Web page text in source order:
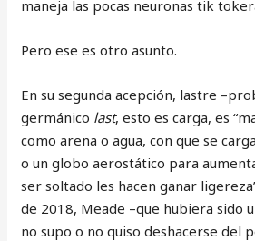
maneja las pocas neuronas tik
Pero ese es otro asunto.
En su segunda acepción, lastre
germánico last, esto es carga, es
como arena o agua, con que se
o un globo aerostático para
ser soltado les hacen ganar
de 2018, Meade –que hubiera sido
no supo o no quiso deshacerse del